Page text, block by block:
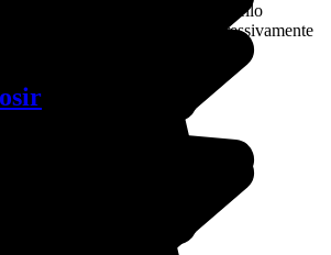
Bogor è sempre più risucchiata nello
della sua vicina e tende progressivamente
della capitale.